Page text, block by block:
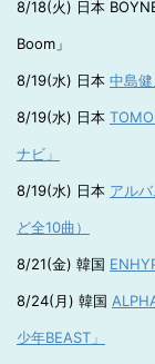
8/18(火) 日本
Boom」
8/19(水) 日本 中島
8/19(水) 日本
ナビ」
8/19(水) 日本 アル
ど全10曲）
8/21(金) 韓国
8/24(月) 韓国
少年BEAST」